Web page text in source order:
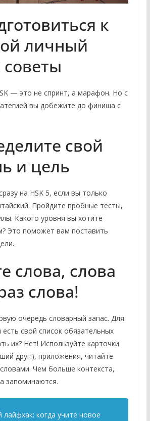
к
личный
— это не спринт, а марафон. Но с
вы добежите до финиша с
свой
и цель
на HSK 5, если вы только
Пройдите пробные тесты,
Какого уровня вы хотите
Это поможет вам поставить
слова, слова
слова!
очередь словарный запас. Для
свой список обязательных
их? Нет! Используйте карточки
друг!), приложения, читайте
Чем больше контекста,
запоминаются.
когда учите новое